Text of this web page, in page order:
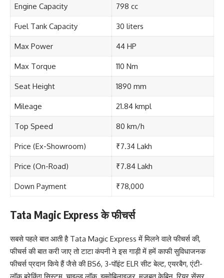
Engine Capacity 798 cc
Fuel Tank Capacity 30 liters
Max Power 44 HP
Max Torque 110 Nm
Seat Height 1890 mm
Mileage 21.84 kmpl
Top Speed 80 km/h
Price (Ex-Showroom) ₹7.34 Lakh
Price (On-Road) ₹7.84 Lakh
Down Payment ₹78,000
Tata Magic Express के फीचर्स
सबसे पहले बात आती है Tata Magic Express में मिलने वाले फीचर्स की,
फीचर्स की बात करी जाए तो टाटा कंपनी ने इस गाड़ी में हमें काफी सुविधाजनक
फीचर्स प्रदान किये हैं जैसे की BS6, 3-पॉइंट ELR सीट बेल्ट, एयरबैग, एंटी-